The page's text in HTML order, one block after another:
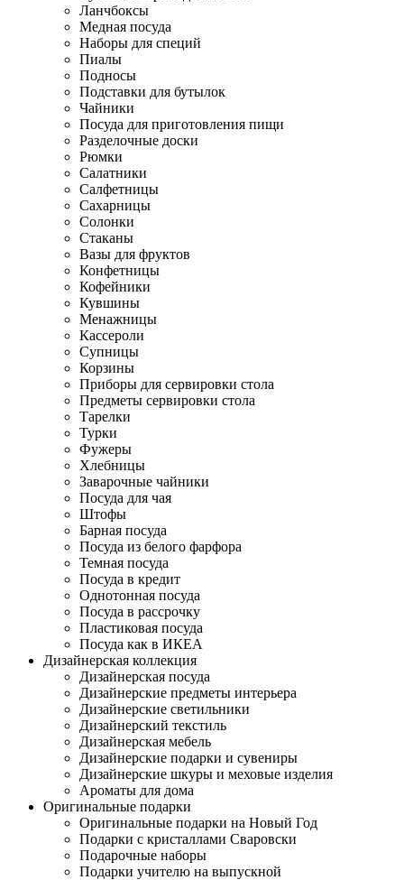
Ланчбоксы
Медная посуда
Наборы для специй
Пиалы
Подносы
Подставки для бутылок
Чайники
Посуда для приготовления пищи
Разделочные доски
Рюмки
Салатники
Салфетницы
Сахарницы
Солонки
Стаканы
Вазы для фруктов
Конфетницы
Кофейники
Кувшины
Менажницы
Кассероли
Супницы
Корзины
Приборы для сервировки стола
Предметы сервировки стола
Тарелки
Турки
Фужеры
Хлебницы
Заварочные чайники
Посуда для чая
Штофы
Барная посуда
Посуда из белого фарфора
Темная посуда
Посуда в кредит
Однотонная посуда
Посуда в рассрочку
Пластиковая посуда
Посуда как в ИКЕА
Дизайнерская коллекция
Дизайнерская посуда
Дизайнерские предметы интерьера
Дизайнерские светильники
Дизайнерский текстиль
Дизайнерская мебель
Дизайнерские подарки и сувениры
Дизайнерские шкуры и меховые изделия
Ароматы для дома
Оригинальные подарки
Оригинальные подарки на Новый Год
Подарки с кристаллами Сваровски
Подарочные наборы
Подарки учителю на выпускной